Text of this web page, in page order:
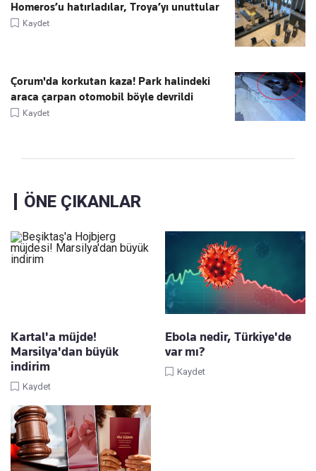
Homeros’u hatırladılar, Troya’yı unuttular
Kaydet
Çorum'da korkutan kaza! Park halindeki
araca çarpan otomobil böyle devrildi
Kaydet
ÖNE ÇIKANLAR
Kartal'a müjde!
Marsilya'dan büyük
indirim
Kaydet
Ebola nedir, Türkiye'de
var mı?
Kaydet